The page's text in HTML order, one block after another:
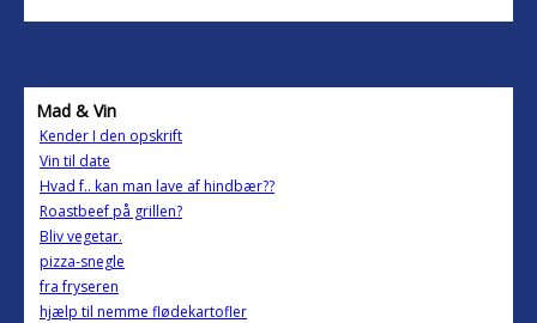
Mad & Vin
Kender I den opskrift
Vin til date
Hvad f.. kan man lave af hindbær??
Roastbeef på grillen?
Bliv vegetar.
pizza-snegle
fra fryseren
hjælp til nemme flødekartofler